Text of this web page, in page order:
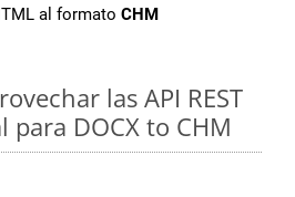
al formato CHM
las API REST
para DOCX to CHM